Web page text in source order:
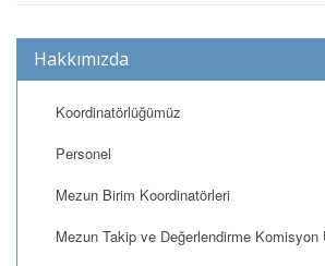
Hakkımızda
Koordinatörlüğümüz
Personel
Mezun Birim Koordinatörleri
Mezun Takip ve Değerlendirme Komisyon